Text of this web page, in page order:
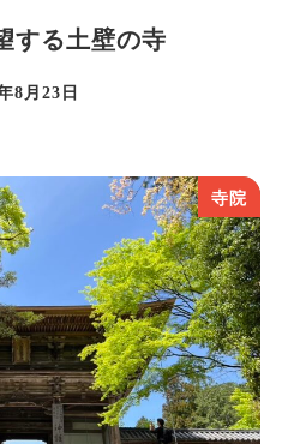
る土壁の寺
8月23日
寺院